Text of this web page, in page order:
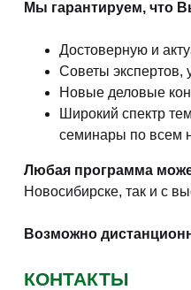
Мы гарантируем, что
Достоверную и
Советы экспертов,
Новые деловые
Широкий спектр
семинары по всем
Любая программа
Новосибирске, так и с
Возможно
КОНТАКТЫ